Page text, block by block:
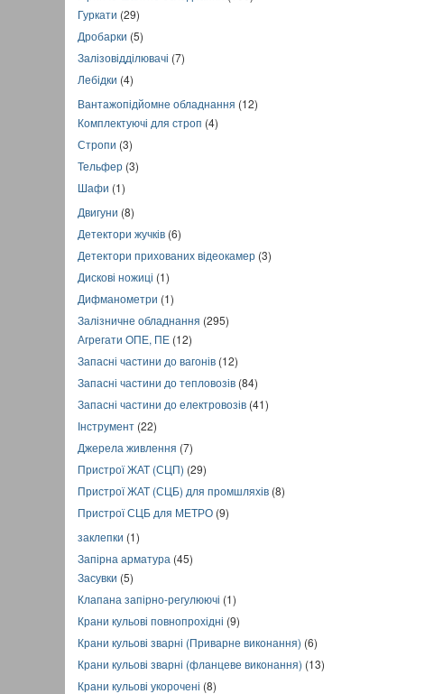
Гуркати (29)
Дробарки (5)
Залізовідділювачі (7)
Лебідки (4)
Вантажопідйомне обладнання (12)
Комплектуючі для строп (4)
Стропи (3)
Тельфер (3)
Шафи (1)
Двигуни (8)
Детектори жучків (6)
Детектори прихованих відеокамер (3)
Дискові ножиці (1)
Дифманометри (1)
Залізничне обладнання (295)
Агрегати ОПЕ, ПЕ (12)
Запасні частини до вагонів (12)
Запасні частини до тепловозів (84)
Запасні частини до електровозів (41)
Інструмент (22)
Джерела живлення (7)
Пристрої ЖАТ (СЦП) (29)
Пристрої ЖАТ (СЦБ) для промшляхів (8)
Пристрої СЦБ для МЕТРО (9)
заклепки (1)
Запірна арматура (45)
Засувки (5)
Клапана запірно-регулюючі (1)
Крани кульові повнопрохідні (9)
Крани кульові зварні (Приварне виконання) (6)
Крани кульові зварні (фланцеве виконання) (13)
Крани кульові укорочені (8)